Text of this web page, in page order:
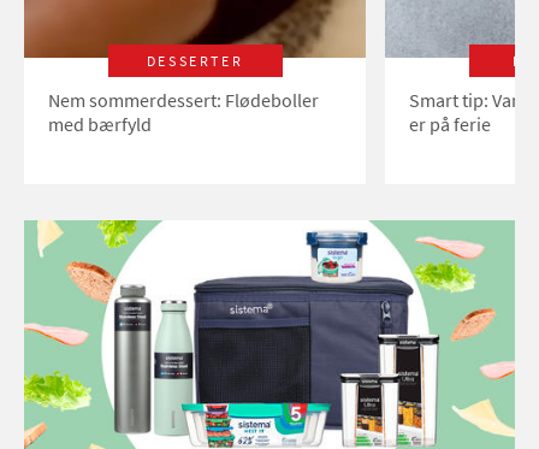
DESSERTER
Nem sommerdessert: Flødeboller
med bærfyld
Smart tip:
er på ferie